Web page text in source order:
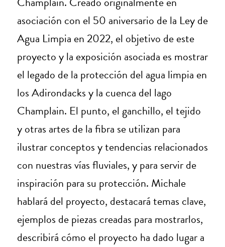
asociación con el 50 aniversario de la Ley de
Agua Limpia en 2022, el objetivo de este
proyecto y la exposición asociada es mostrar
el legado de la protección del agua limpia en
los Adirondacks y la cuenca del lago
Champlain. El punto, el ganchillo, el tejido
y otras artes de la fibra se utilizan para
ilustrar conceptos y tendencias relacionados
con nuestras vías fluviales, y para servir de
inspiración para su protección. Michale
hablará del proyecto, destacará temas clave,
ejemplos de piezas creadas para mostrarlos,
describirá cómo el proyecto ha dado lugar a